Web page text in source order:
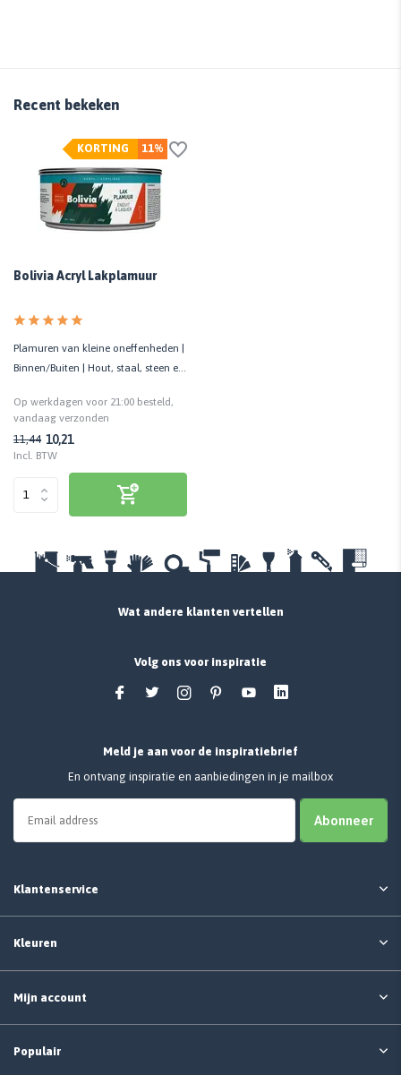
Recent bekeken
11%
KORTING
Bolivia Acryl Lakplamuur
Plamuren van kleine oneffenheden |
Binnen/Buiten | Hout, staal, steen en
Op werkdagen voor 21:00 besteld,
vandaag verzonden
11,44 10,21
Incl. BTW
Wat andere klanten vertellen
Volg ons voor inspiratie
Meld je aan voor de inspiratiebrief
En ontvang inspiratie en aanbiedingen in je mailbox
Abonneer
Klantenservice
Kleuren
Mijn account
Populair